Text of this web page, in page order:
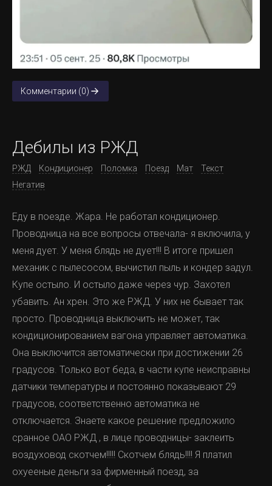
Комментарии (0)
Дебилы из РЖД
РЖД Кондиционер Поломка Поезд Мат
Текст
Негатив
Еду в поезде. Жара. Не работал кондиционер.
Проводница на все вопросы отвечала- я включила, у
меня дует. У меня блядь не дует!!! В итоге пришел
механик с пылесосом, вычистил пыль и кондер задул.
Купе остыло. И остыло даже через чур. Захотел
убавить. Ан хрен. Это же РЖД. У них не бывает так
просто. Проводница выключить не может, так
кондиционированием вагона управляет автоматика.
Она выключится автоматически при достижении 26
градусов. Только вот беда, в части купе неисправны
датчики температуры и постоянно показывают 29
градусов, соответственно автоматика не
отключается. Знаете какое решение предложило
сранное ОАО РЖД , в лице проводницы- заклеить
воздуховод скотчем!!!!! Скотчем блядь!!!! Я платил
охуееные деньги за фирменный поезд, за